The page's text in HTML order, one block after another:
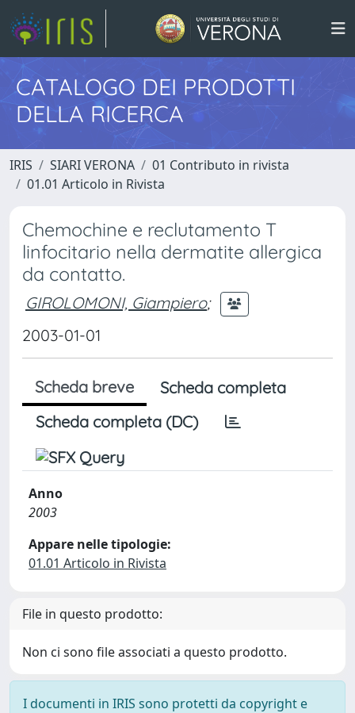
CATALOGO DEI PRODOTTI
DELLA RICERCA
IRIS SIARI VERONA
01 Contributo in rivista
01.01 Articolo in Rivista
Chemochine e reclutamento T
linfocitario nella dermatite allergica
da contatto.
GIROLOMONI, Giampiero;
2003-01-01
Scheda breve
Scheda completa
Scheda completa (DC)
Anno
2003
Appare nelle tipologie:
01.01 Articolo in Rivista
File in questo prodotto:
Non ci sono file associati a questo prodotto.
I documenti in IRIS sono protetti da copyright e